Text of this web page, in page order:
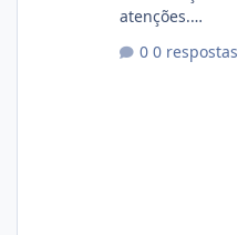
atenções.
xjx23zz5f Criamos uma breve explicação:
0 respostas